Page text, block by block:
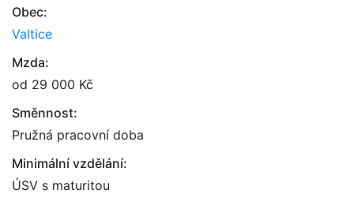
Obec:
Valtice
Mzda:
od 29 000 Kč
Směnnost:
Pružná pracovní doba
Minimální vzdělání:
ÚSV s maturitou